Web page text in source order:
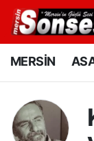
MERSİN
MERSİN
SPOR
Mersin
Mersin